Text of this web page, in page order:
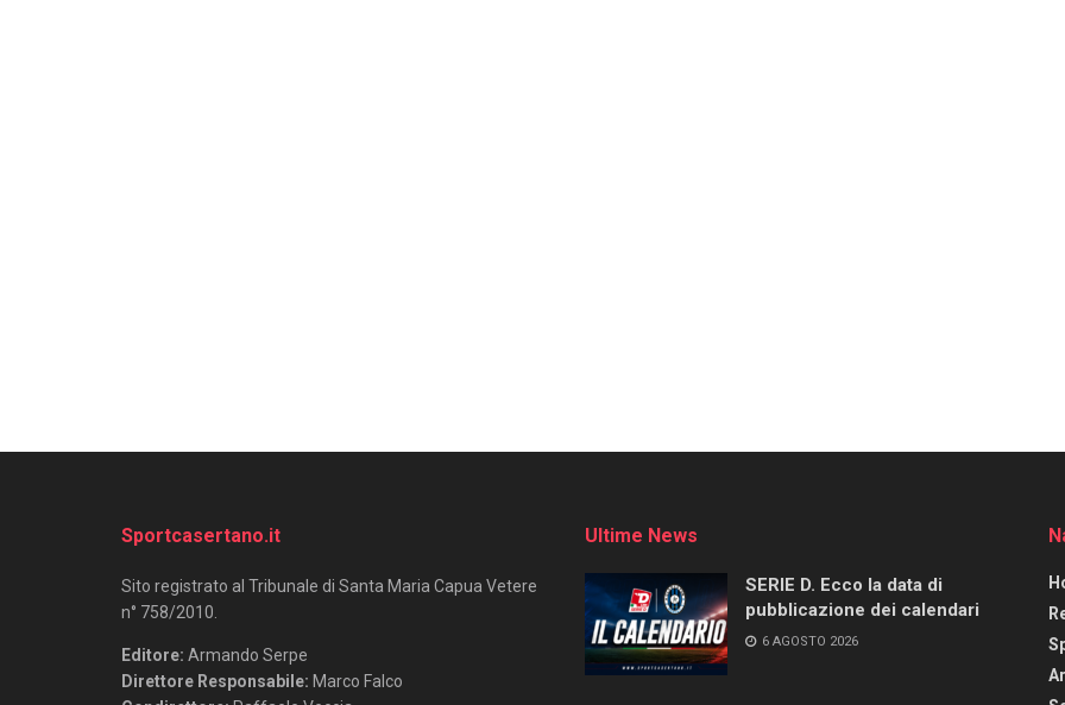
Sportcasertano.it
Sito registrato al Tribunale di Santa Maria Capua Vetere
n° 758/2010.
Editore: Armando Serpe
Direttore Responsabile: Marco Falco
Ultime News
SERIE D. Ecco la data di
pubblicazione dei calendari
6 AGOSTO 2026